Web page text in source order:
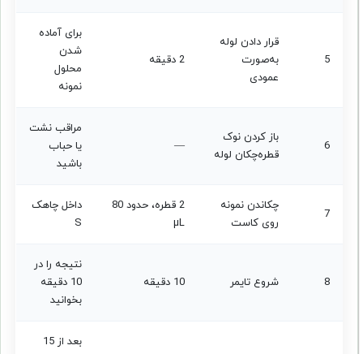
5
قرار دادن لوله
به‌صورت
عمودی
2 دقیقه
برای آماده
شدن
محلول
نمونه
6
باز کردن نوک
قطره‌چکان لوله
—
مراقب نشت
یا حباب
باشید
7
چکاندن نمونه
روی کاست
2 قطره، حدود 80
µL
داخل چاهک
S
8 شروع تایمر 10 دقیقه
نتیجه را در
10 دقیقه
بخوانید
بعد از 15